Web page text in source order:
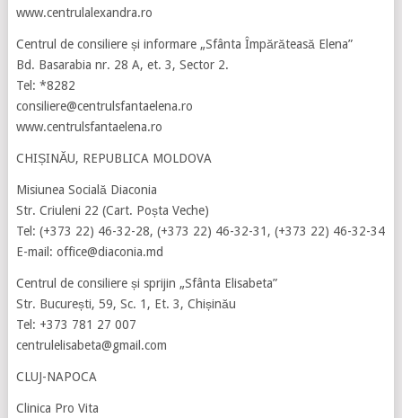
www.centrulalexandra.ro
Centrul de consiliere și informare „Sfânta Împărăteasă Elena”
Bd. Basarabia nr. 28 A, et. 3, Sector 2.
Tel: *8282
consiliere@centrulsfantaelena.ro
www.centrulsfantaelena.ro
CHIȘINĂU, REPUBLICA MOLDOVA
Misiunea Socială Diaconia
Str. Criuleni 22 (Cart. Poșta Veche)
Tel: (+373 22) 46-32-28, (+373 22) 46-32-31, (+373 22) 46-32-34
E-mail: office@diaconia.md
Centrul de consiliere și sprijin „Sfânta Elisabeta”
Str. București, 59, Sc. 1, Et. 3, Chișinău
Tel: +373 781 27 007
centrulelisabeta@gmail.com
CLUJ-NAPOCA
Clinica Pro Vita